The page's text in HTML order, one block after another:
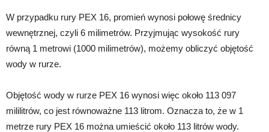
W przypadku rury PEX 16, promień wynosi połowę średnicy
wewnętrznej, czyli 6 milimetrów. Przyjmując wysokość rury
równą 1 metrowi (1000 milimetrów), możemy obliczyć objętość
wody w rurze.
Objętość wody w rurze PEX 16 wynosi więc około 113 097
mililitrów, co jest równoważne 113 litrom. Oznacza to, że w 1
metrze rury PEX 16 można umieścić około 113 litrów wody.